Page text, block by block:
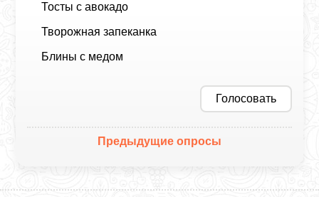
Тосты с авокадо
Творожная запеканка
Блины с медом
Голосовать
Предыдущие опросы